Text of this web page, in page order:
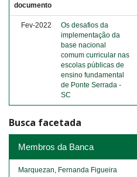
documento
Fev-2022
Os desafios da
implementação da
base nacional
comum curricular nas
escolas públicas de
ensino fundamental
de Ponte Serrada -
SC
Busca facetada
Membros da Banca
Marquezan, Fernanda Figueira